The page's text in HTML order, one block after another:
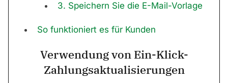
3. Speichern Sie die E-Mail-Vorlage
So funktioniert es für Kunden
Verwendung von Ein-Klick-
Zahlungsaktualisierungen